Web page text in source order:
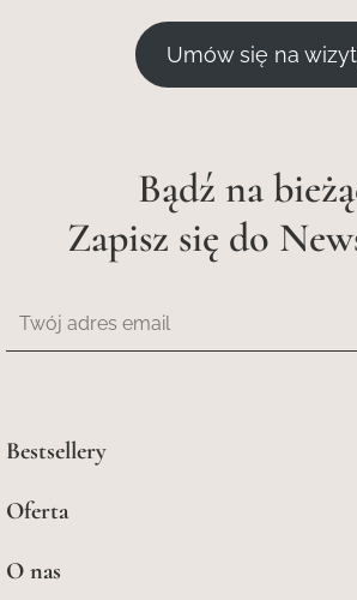
Umów się na
Bądź na
Zapisz się do
Bestsellery
Oferta
O nas